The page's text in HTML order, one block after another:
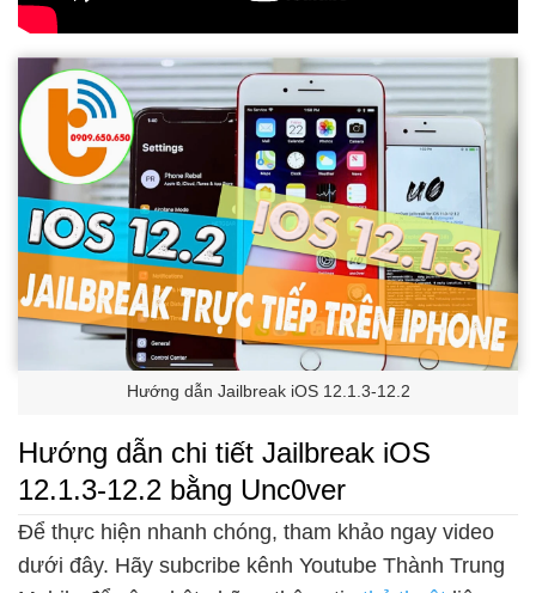
Hướng dẫn Jailbreak iOS 12.1.3-12.2
Hướng dẫn chi tiết Jailbreak iOS
12.1.3-12.2 bằng Unc0ver
Để thực hiện nhanh chóng, tham khảo ngay video
dưới đây. Hãy subcribe kênh Youtube Thành Trung